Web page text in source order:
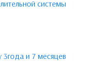
системы
и 7 месяцев